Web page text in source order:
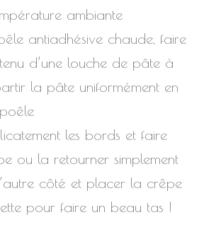
ambiante
antiadhésive chaude, faire
d’une louche de pâte à
la pâte uniformément en
les bords et faire
ou la retourner simplement
côté et placer la crêpe
pour faire un beau tas !